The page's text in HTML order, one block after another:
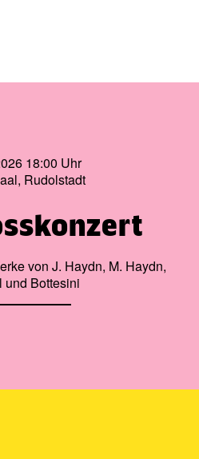
18:00 Uhr
Rudolstadt
von J. Haydn, M. Haydn,
und Bottesini